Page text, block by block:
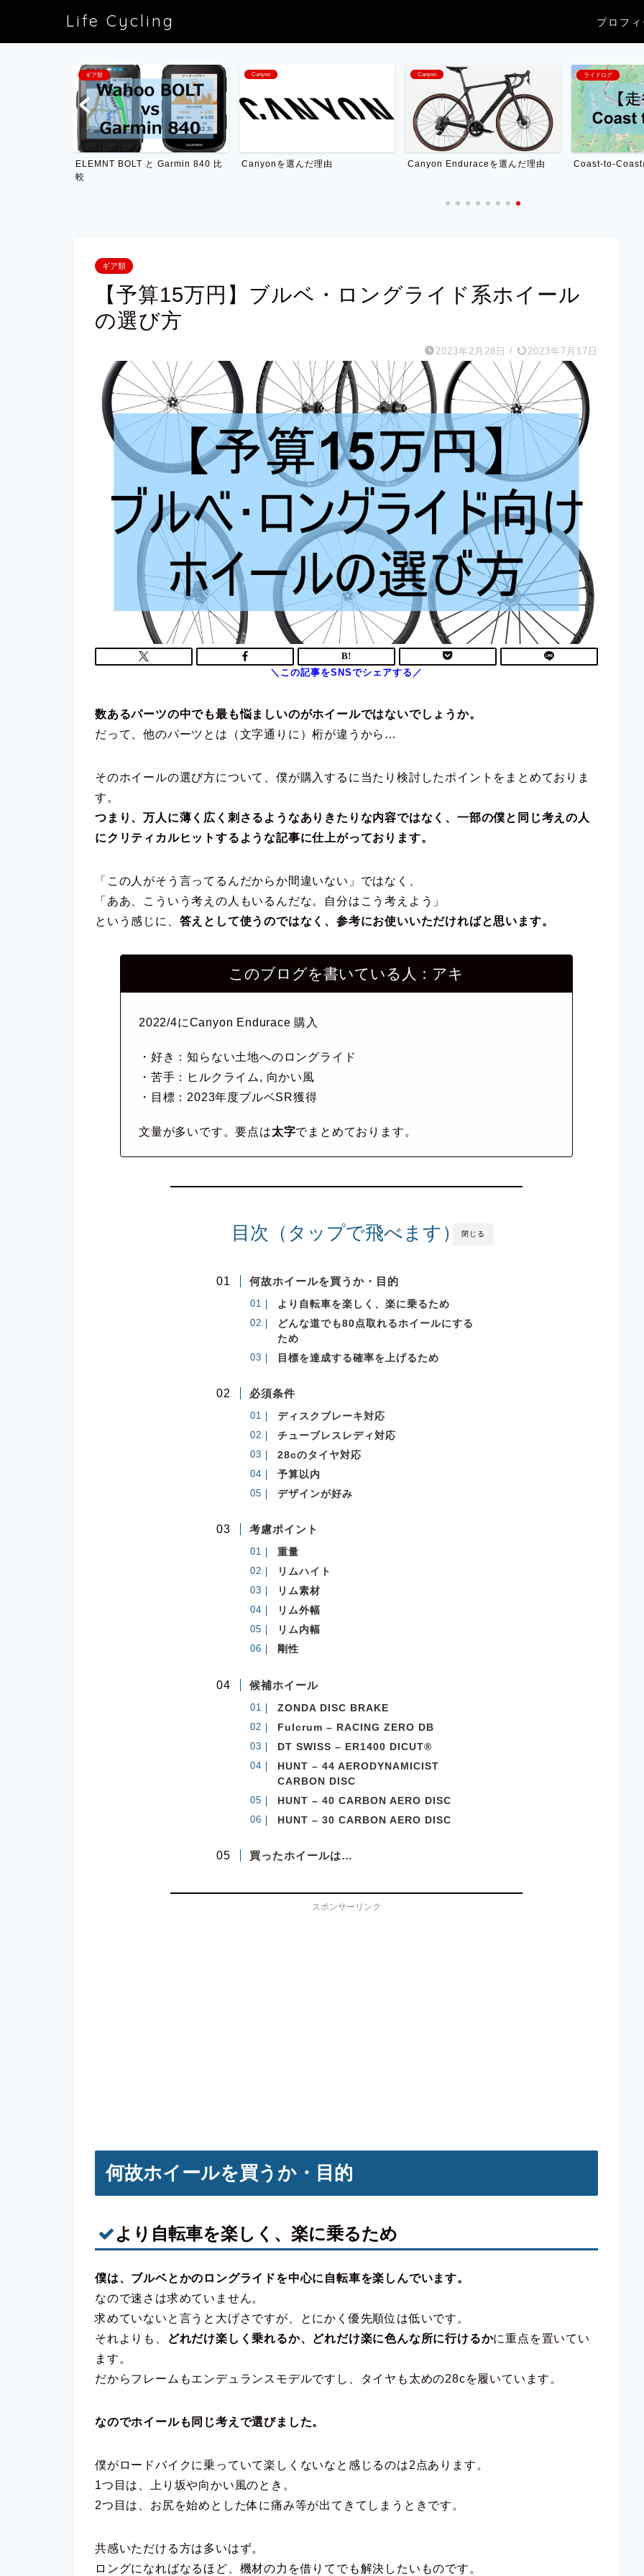
Life Cycling プロフ
ギア類
ELEMNT BOLT と Garmin 840 比
較
Canyon
Canyonを選んだ理由
Canyon
Canyon Enduraceを選んだ理由
ライドログ
Coast-to-Coast
ギア類
【予算15万円】ブルベ・ロングライド系ホイール
の選び方
2023年2月28日 / 2023年7月17日
数あるパーツの中でも最も悩ましいのがホイールではないでしょうか。
だって、他のパーツとは（文字通りに）桁が違うから…
そのホイールの選び方について、僕が購入するに当たり検討したポイントをまとめておりま
す。
つまり、万人に薄く広く刺さるようなありきたりな内容ではなく、一部の僕と同じ考えの人
にクリティカルヒットするような記事に仕上がっております。
「この人がそう言ってるんだからか間違いない」ではなく、
「ああ、こういう考えの人もいるんだな。自分はこう考えよう」
という感じに、 答えとして使うのではなく、参考にお使いいただければと思います。
このブログを書いている人：アキ
2022/4にCanyon Endurace 購入
・好き：知らない土地へのロングライド
・苦手：ヒルクライム, 向かい風
・目標：2023年度ブルベSR獲得
文量が多いです。要点は太字でまとめております。
閉じる
目次（タップで飛べます）
何故ホイールを買うか・目的
より自転車を楽しく、楽に乗るため
どんな道でも80点取れるホイールにする
ため
目標を達成する確率を上げるため
必須条件
ディスクブレーキ対応
チューブレスレディ対応
28cのタイヤ対応
予算以内
デザインが好み
考慮ポイント
重量
リムハイト
リム素材
リム外幅
リム内幅
剛性
候補ホイール
ZONDA DISC BRAKE
Fulcrum – RACING ZERO DB
DT SWISS – ER1400 DICUT®
HUNT – 44 AERODYNAMICIST
CARBON DISC
HUNT – 40 CARBON AERO DISC
HUNT – 30 CARBON AERO DISC
買ったホイールは…
スポンサーリンク
何故ホイールを買うか・目的
より自転車を楽しく、楽に乗るため
僕は、ブルベとかのロングライドを中心に自転車を楽しんでいます。
なので速さは求めていません。
求めていないと言うと大げさですが、とにかく優先順位は低いです。
それよりも、
どれだけ楽しく乗れるか、どれだけ楽に色んな所に行けるかに重点を置いてい
ます。
だからフレームもエンデュランスモデルですし、タイヤも太めの28cを履いています。
なのでホイールも同じ考えで選びました。
僕がロードバイクに乗っていて楽しくないなと感じるのは2点あります。
1つ目は、上り坂や向かい風のとき。
2つ目は、お尻を始めとした体に痛み等が出てきてしまうときです。
共感いただける方は多いはず。
ロングになればなるほど、機材の力を借りてでも解決したいものです。